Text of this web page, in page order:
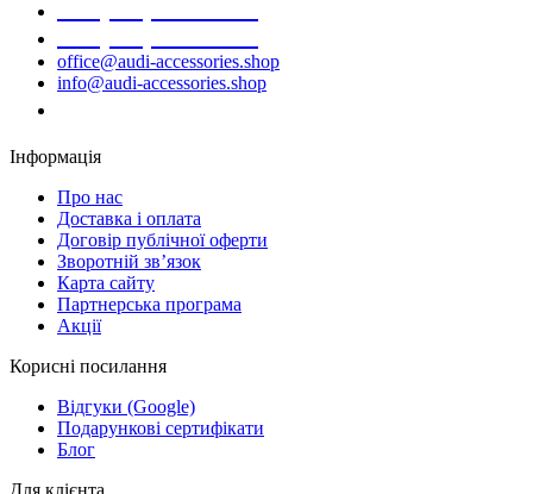
office@audi-accessories.shop
info@audi-accessories.shop
Інформація
Про нас
Доставка і оплата
Договір публічної оферти
Зворотній зв’язок
Карта сайту
Партнерська програма
Акції
Корисні посилання
Відгуки (Google)
Подарункові сертифікати
Блог
Для клієнта